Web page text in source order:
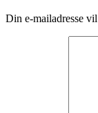
Din e-mailadresse